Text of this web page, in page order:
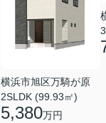
横浜市旭区万騎が原
2SLDK (99.93㎡)
5,380万円